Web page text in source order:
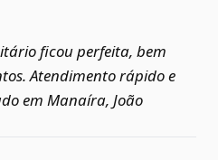
ficou perfeita, bem
Atendimento rápido e
em Manaíra, João